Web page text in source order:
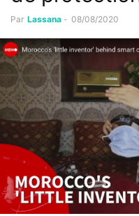
Par Lassana - 08/08/2020